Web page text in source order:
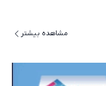
مشاهده بیشتر